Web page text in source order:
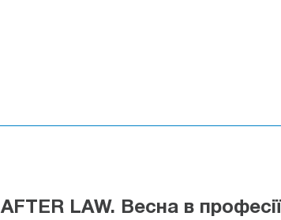
AFTER LAW. Весна в професії